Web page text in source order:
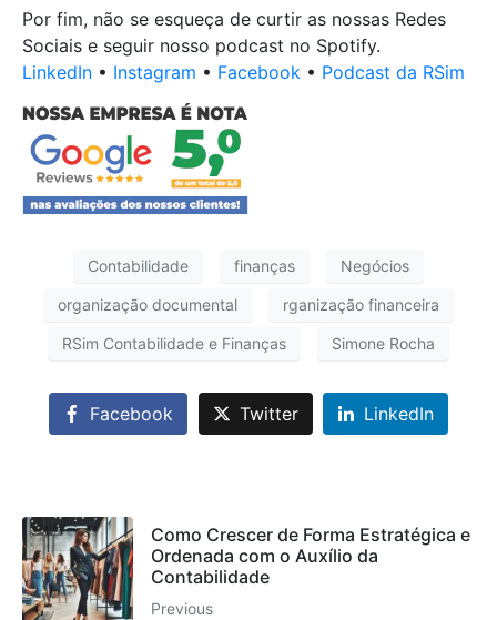
Por fim, não se esqueça de curtir as nossas Redes
Sociais e seguir nosso podcast no Spotify.
LinkedIn • Instagram • Facebook • Podcast da RSim
Contabilidade finanças Negócios
organização documental rganização financeira
RSim Contabilidade e Finanças Simone Rocha
Facebook Twitter LinkedIn
Como Crescer de Forma Estratégica e
Ordenada com o Auxílio da
Contabilidade
Previous